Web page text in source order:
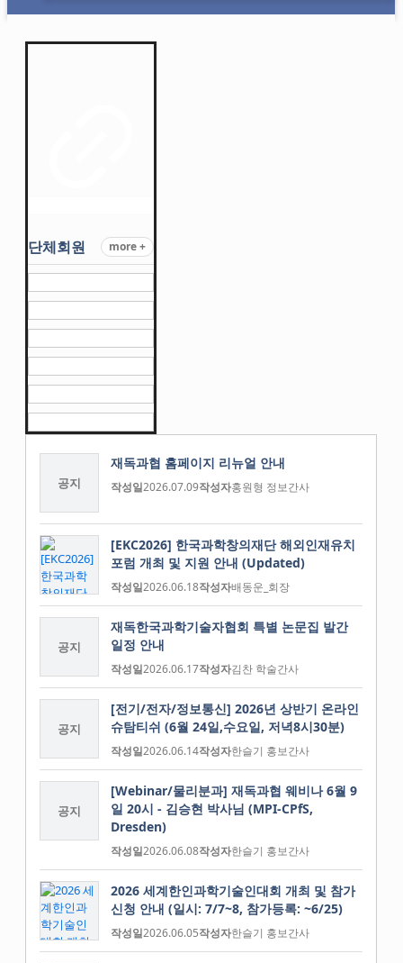
단체회원 more +
공지
재독과협 홈페이지 리뉴얼 안내
작성일2026.07.09작성자홍원형 정보간사
[EKC2026] 한국과학창의재단 해외인재유치
포럼 개최 및 지원 안내 (Updated)
작성일2026.06.18작성자배동운_회장
공지
재독한국과학기술자협회 특별 논문집 발간
일정 안내
작성일2026.06.17작성자김찬 학술간사
공지
[전기/전자/정보통신] 2026년 상반기 온라인
슈탐티쉬 (6월 24일,수요일, 저녁8시30분)
작성일2026.06.14작성자한슬기 홍보간사
공지
[Webinar/물리분과] 재독과협 웨비나 6월 9
일 20시 - 김승현 박사님 (MPI-CPfS,
Dresden)
작성일2026.06.08작성자한슬기 홍보간사
2026 세계한인과학기술인대회 개최 및 참가
신청 안내 (일시: 7/7~8, 참가등록: ~6/25)
작성일2026.06.05작성자한슬기 홍보간사